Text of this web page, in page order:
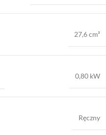
27,6 cm³
0,80 kW
Ręczny